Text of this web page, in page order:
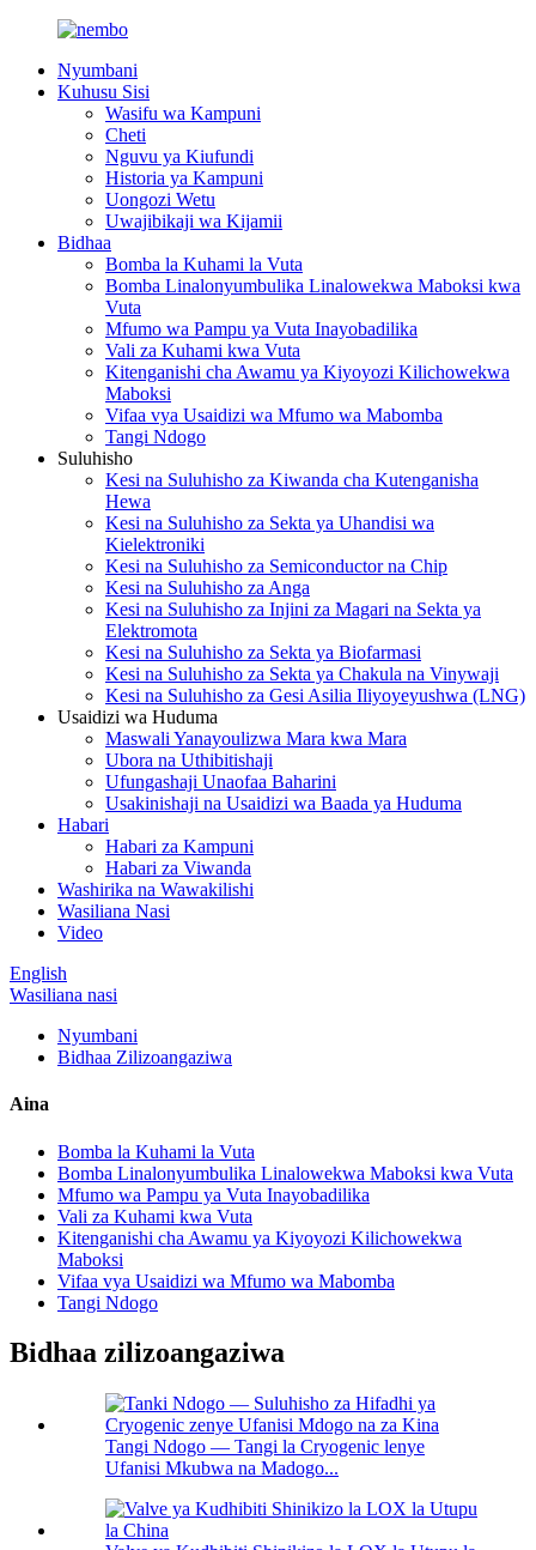
Nyumbani
Kuhusu Sisi
Wasifu wa Kampuni
Cheti
Nguvu ya Kiufundi
Historia ya Kampuni
Uongozi Wetu
Uwajibikaji wa Kijamii
Bidhaa
Bomba la Kuhami la Vuta
Bomba Linalonyumbulika Linalowekwa Maboksi kwa
Vuta
Mfumo wa Pampu ya Vuta Inayobadilika
Vali za Kuhami kwa Vuta
Kitenganishi cha Awamu ya Kiyoyozi Kilichowekwa
Maboksi
Vifaa vya Usaidizi wa Mfumo wa Mabomba
Tangi Ndogo
Suluhisho
Kesi na Suluhisho za Kiwanda cha Kutenganisha
Hewa
Kesi na Suluhisho za Sekta ya Uhandisi wa
Kielektroniki
Kesi na Suluhisho za Semiconductor na Chip
Kesi na Suluhisho za Anga
Kesi na Suluhisho za Injini za Magari na Sekta ya
Elektromota
Kesi na Suluhisho za Sekta ya Biofarmasi
Kesi na Suluhisho za Sekta ya Chakula na Vinywaji
Kesi na Suluhisho za Gesi Asilia Iliyoyeyushwa (LNG)
Usaidizi wa Huduma
Maswali Yanayoulizwa Mara kwa Mara
Ubora na Uthibitishaji
Ufungashaji Unaofaa Baharini
Usakinishaji na Usaidizi wa Baada ya Huduma
Habari
Habari za Kampuni
Habari za Viwanda
Washirika na Wawakilishi
Wasiliana Nasi
Video
English
Wasiliana nasi
Nyumbani
Bidhaa Zilizoangaziwa
Aina
Bomba la Kuhami la Vuta
Bomba Linalonyumbulika Linalowekwa Maboksi kwa Vuta
Mfumo wa Pampu ya Vuta Inayobadilika
Vali za Kuhami kwa Vuta
Kitenganishi cha Awamu ya Kiyoyozi Kilichowekwa
Maboksi
Vifaa vya Usaidizi wa Mfumo wa Mabomba
Tangi Ndogo
Bidhaa zilizoangaziwa
Tangi Ndogo — Tangi la Cryogenic lenye
Ufanisi Mkubwa na Madogo...